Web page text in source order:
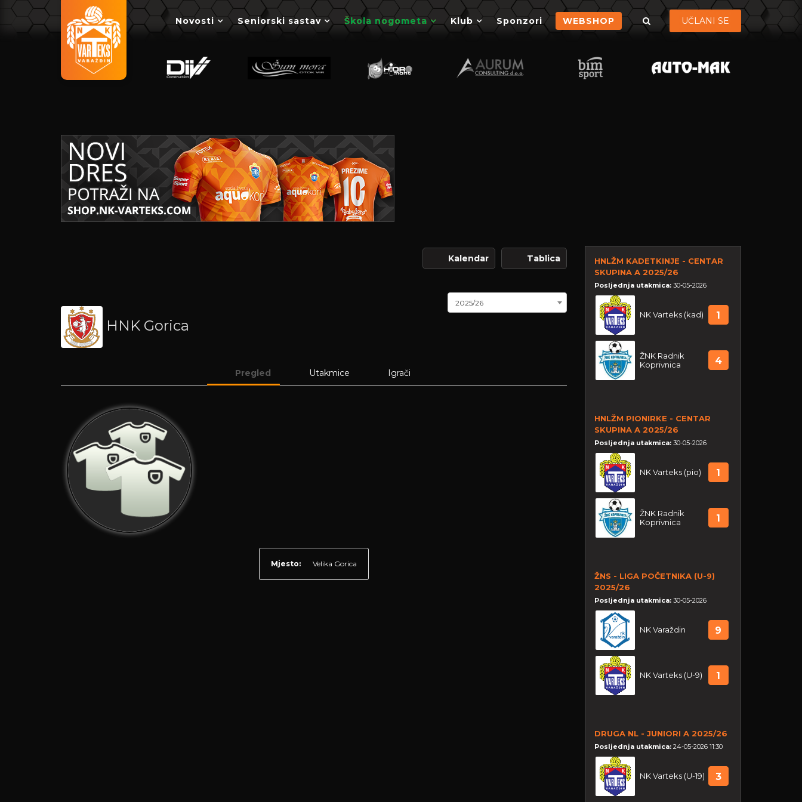
Novosti Seniorski sastav Škola nogometa Klub Sponzori WEBSHOP UČLANI SE
Kalendar Tablica
2025/26
HNK Gorica
Pregled Utakmice Igrači
Mjesto: Velika Gorica
HNLŽM KADETKINJE - CENTAR
SKUPINA A 2025/26
Posljednja utakmica: 30-05-2026
NK Varteks (kad) 1
ŽNK Radnik
Koprivnica
4
HNLŽM PIONIRKE - CENTAR
SKUPINA A 2025/26
Posljednja utakmica: 30-05-2026
NK Varteks (pio) 1
ŽNK Radnik
Koprivnica
1
ŽNS - LIGA POČETNIKA (U-9)
2025/26
Posljednja utakmica: 30-05-2026
NK Varaždin 9
NK Varteks (U-9) 1
DRUGA NL - JUNIORI A 2025/26
Posljednja utakmica: 24-05-2026 11:30
NK Varteks (U-19) 3